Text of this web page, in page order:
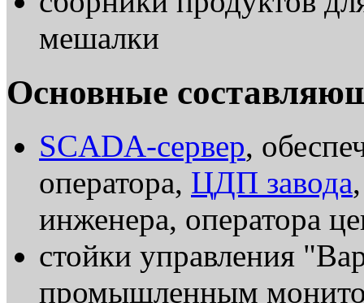
мешалки
Основные
SCADA-сервер,
оператора, ЦДП завода
инженера, оператора
стойки управления
промышленным